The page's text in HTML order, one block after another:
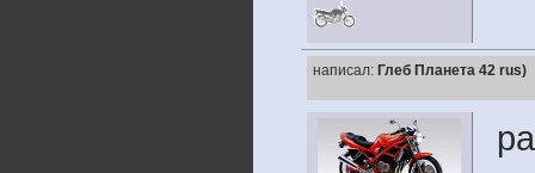
написал: Глеб Планета 42 rus)